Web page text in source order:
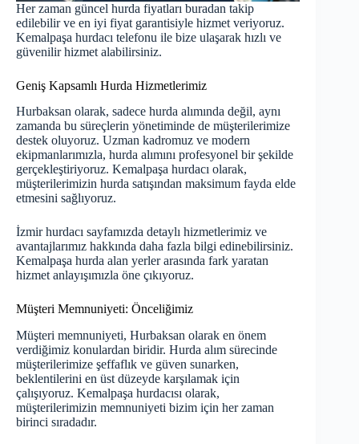
Her zaman güncel hurda fiyatları buradan takip
edilebilir ve en iyi fiyat garantisiyle hizmet veriyoruz.
Kemalpaşa hurdacı telefonu ile bize ulaşarak hızlı ve
güvenilir hizmet alabilirsiniz.
Geniş Kapsamlı Hurda Hizmetlerimiz
Hurbaksan olarak, sadece hurda alımında değil, aynı
zamanda bu süreçlerin yönetiminde de müşterilerimize
destek oluyoruz. Uzman kadromuz ve modern
ekipmanlarımızla, hurda alımını profesyonel bir şekilde
gerçekleştiriyoruz. Kemalpaşa hurdacı olarak,
müşterilerimizin hurda satışından maksimum fayda elde
etmesini sağlıyoruz.
İzmir hurdacı sayfamızda detaylı hizmetlerimiz ve
avantajlarımız hakkında daha fazla bilgi edinebilirsiniz.
Kemalpaşa hurda alan yerler arasında fark yaratan
hizmet anlayışımızla öne çıkıyoruz.
Müşteri Memnuniyeti: Önceliğimiz
Müşteri memnuniyeti, Hurbaksan olarak en önem
verdiğimiz konulardan biridir. Hurda alım sürecinde
müşterilerimize şeffaflık ve güven sunarken,
beklentilerini en üst düzeyde karşılamak için
çalışıyoruz. Kemalpaşa hurdacısı olarak,
müşterilerimizin memnuniyeti bizim için her zaman
birinci sıradadır.